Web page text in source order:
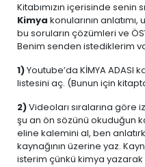
Kitabımızın içerisinde senin
Kimya konularının
bu soruların çözümleri ve
Benim senden istediklerim
1)Youtube’da KİMYA ADASI
listesini aç. (Bunun için
2)Videoları sıralarına
şu an ön sözünü okuduğun
eline kalemini al, ben
kaynağının üzerine yaz.
isterim çünkü kimya